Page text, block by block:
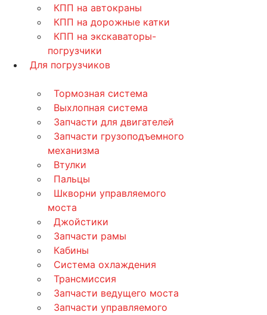
КПП на автокраны
КПП на дорожные катки
КПП на экскаваторы-
погрузчики
Для погрузчиков
Тормозная система
Выхлопная система
Запчасти для двигателей
Запчасти грузоподъемного
механизма
Втулки
Пальцы
Шкворни управляемого
моста
Джойстики
Запчасти рамы
Кабины
Система охлаждения
Трансмиссия
Запчасти ведущего моста
Запчасти управляемого